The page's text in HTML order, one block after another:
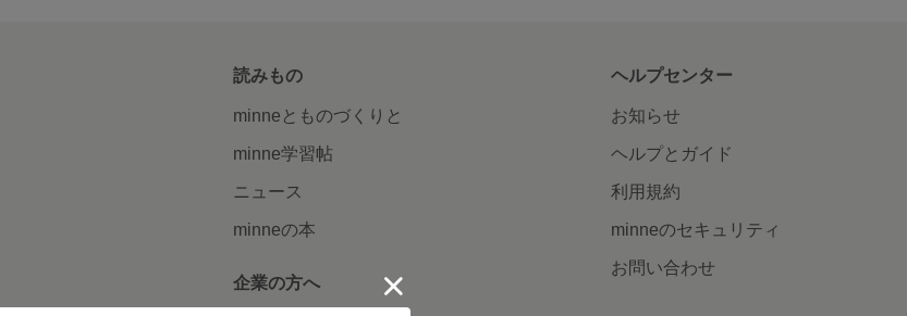
読みもの
minneとものづくりと
minne学習帖
ニュース
minneの本
企業の方へ
ヘルプセンター
お知らせ
ヘルプとガイド
利用規約
minneのセキュリティ
お問い合わせ